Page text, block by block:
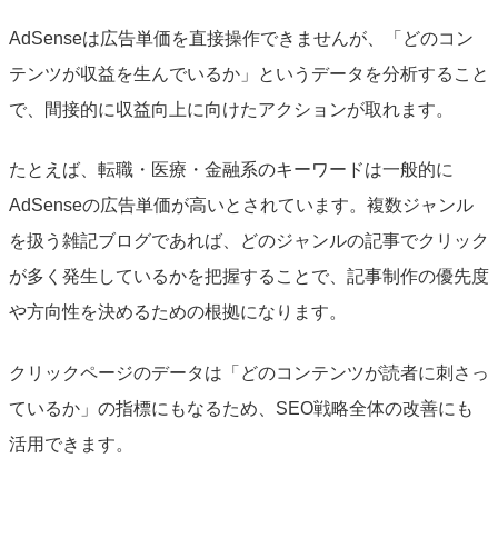
AdSenseは広告単価を直接操作できませんが、「どのコン
テンツが収益を生んでいるか」というデータを分析すること
で、間接的に収益向上に向けたアクションが取れます。
たとえば、転職・医療・金融系のキーワードは一般的に
AdSenseの広告単価が高いとされています。複数ジャンル
を扱う雑記ブログであれば、どのジャンルの記事でクリック
が多く発生しているかを把握することで、記事制作の優先度
や方向性を決めるための根拠になります。
クリックページのデータは「どのコンテンツが読者に刺さっ
ているか」の指標にもなるため、SEO戦略全体の改善にも
活用できます。